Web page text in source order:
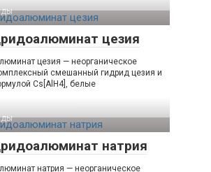
цезия
цезия — неорганическое
смешанный гидрид цезия и
Cs[AlH4], белые
натрия
натрия — неорганическое